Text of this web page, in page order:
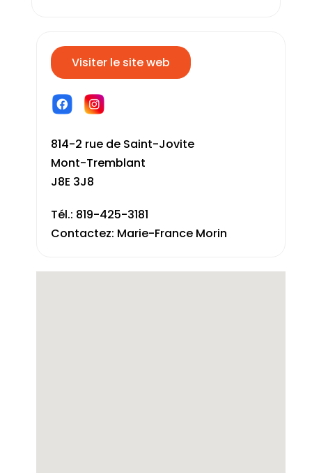
Visiter le site web
814-2 rue de Saint-Jovite
Mont-Tremblant
J8E 3J8
Tél.: 819-425-3181
Contactez: Marie-France Morin